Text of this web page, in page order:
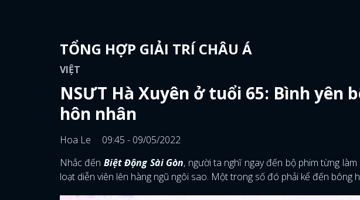
TỔNG HỢP GIẢI TRÍ CHÂU Á
VIỆT
NSƯT Hà Xuyên ở tuổi 65: Bình yên
hôn nhân
Hoa Le
09:45 - 09/05/2022
Nhắc đến Biệt Động Sài Gòn, người ta nghĩ ngay đến bộ phim từng
loạt diễn viên lên hàng ngũ ngôi sao. Một trong số đó phải kể đến bông